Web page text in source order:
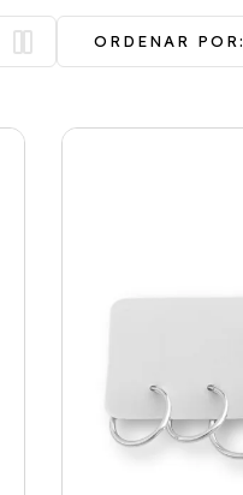
ORDENAR POR: